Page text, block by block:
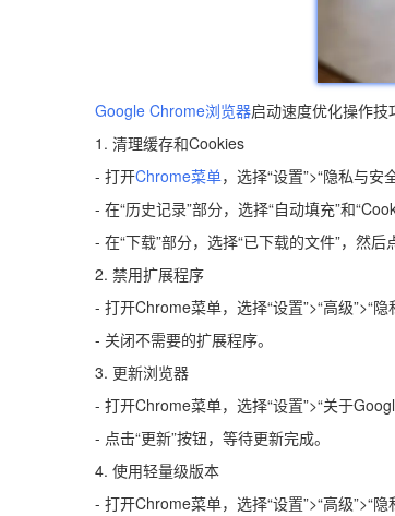
Google Chrome浏览器启动速度优化操作技
1. 清理缓存和Cookies
- 打开Chrome菜单，选择“设置”>“隐私与安
- 在“历史记录”部分，选择“自动填充”和
- 在“下载”部分，选择“已下载的文件”，然后
2. 禁用扩展程序
- 打开Chrome菜单，选择“设置”>“高级”>“隐
- 关闭不需要的扩展程序。
3. 更新浏览器
- 打开Chrome菜单，选择“设置”>“关于
- 点击“更新”按钮，等待更新完成。
4. 使用轻量级版本
- 打开Chrome菜单，选择“设置”>“高级”>“隐